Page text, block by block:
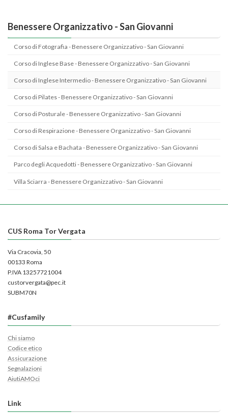
Benessere Organizzativo - San Giovanni
Corso di Fotografia - Benessere Organizzativo - San Giovanni
Corso di Inglese Base - Benessere Organizzativo - San Giovanni
Corso di Inglese Intermedio - Benessere Organizzativo - San Giovanni
Corso di Pilates - Benessere Organizzativo - San Giovanni
Corso di Posturale - Benessere Organizzativo - San Giovanni
Corso di Respirazione - Benessere Organizzativo - San Giovanni
Corso di Salsa e Bachata - Benessere Organizzativo - San Giovanni
Parco degli Acquedotti - Benessere Organizzativo - San Giovanni
Villa Sciarra - Benessere Organizzativo - San Giovanni
CUS Roma Tor Vergata
Via Cracovia, 50
00133 Roma
P.IVA 13257721004
custorvergata@pec.it
SUBM70N
#Cusfamily
Chi siamo
Codice etico
Assicurazione
Segnalazioni
AiutiAMOci
Link